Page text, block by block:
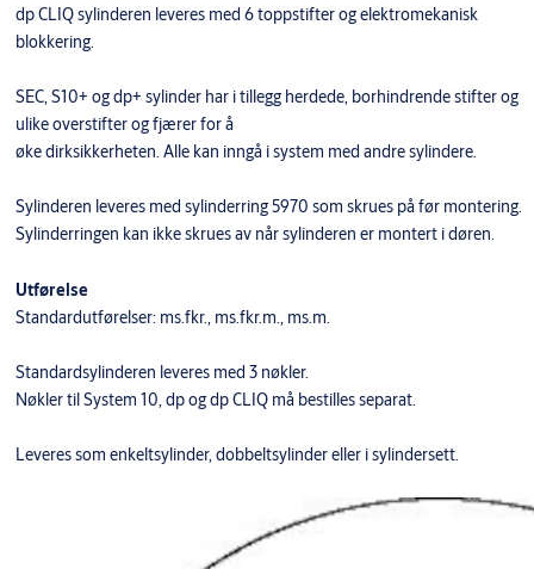
dp CLIQ sylinderen leveres med 6 toppstifter og elektromekanisk
blokkering.
SEC, S10+ og dp+ sylinder har i tillegg herdede, borhindrende stifter og
ulike overstifter og fjærer for å
øke dirksikkerheten. Alle kan inngå i system med andre sylindere.
Sylinderen leveres med sylinderring 5970 som skrues på før montering.
Sylinderringen kan ikke skrues av når sylinderen er montert i døren.
Utførelse
Standardutførelser: ms.fkr., ms.fkr.m., ms.m.
Standardsylinderen leveres med 3 nøkler.
Nøkler til System 10, dp og dp CLIQ må bestilles separat.
Leveres som enkeltsylinder, dobbeltsylinder eller i sylindersett.